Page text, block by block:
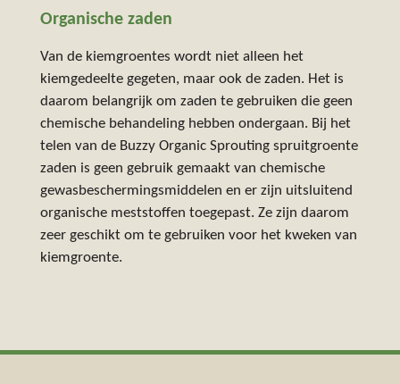
Organische zaden
Van de kiemgroentes wordt niet alleen het
kiemgedeelte gegeten, maar ook de zaden. Het is
daarom belangrijk om zaden te gebruiken die geen
chemische behandeling hebben ondergaan. Bij het
telen van de Buzzy Organic Sprouting spruitgroente
zaden is geen gebruik gemaakt van chemische
gewasbeschermingsmiddelen en er zijn uitsluitend
organische meststoffen toegepast. Ze zijn daarom
zeer geschikt om te gebruiken voor het kweken van
kiemgroente.